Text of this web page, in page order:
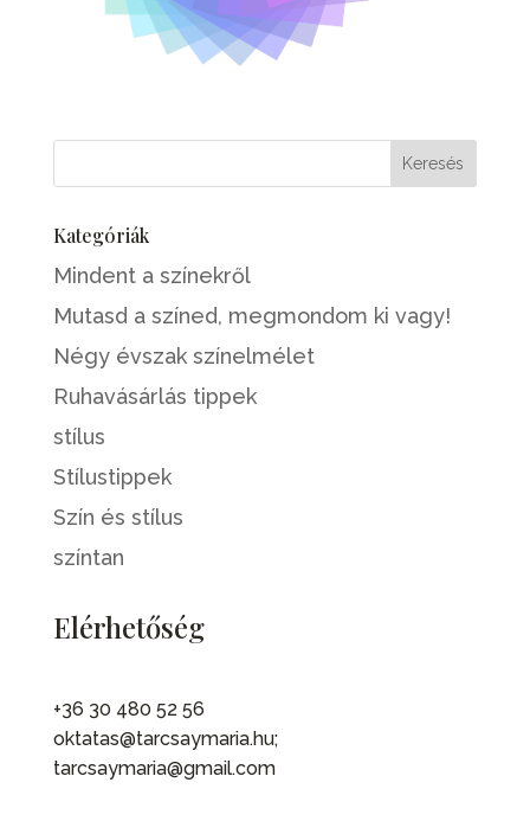
Kategóriák
Mindent a színekről
Mutasd a színed, megmondom ki vagy!
Négy évszak színelmélet
Ruhavásárlás tippek
stílus
Stílustippek
Szín és stílus
színtan
Elérhetőség
+36 30 480 52 56
oktatas@tarcsaymaria.hu;
tarcsaymaria@gmail.com